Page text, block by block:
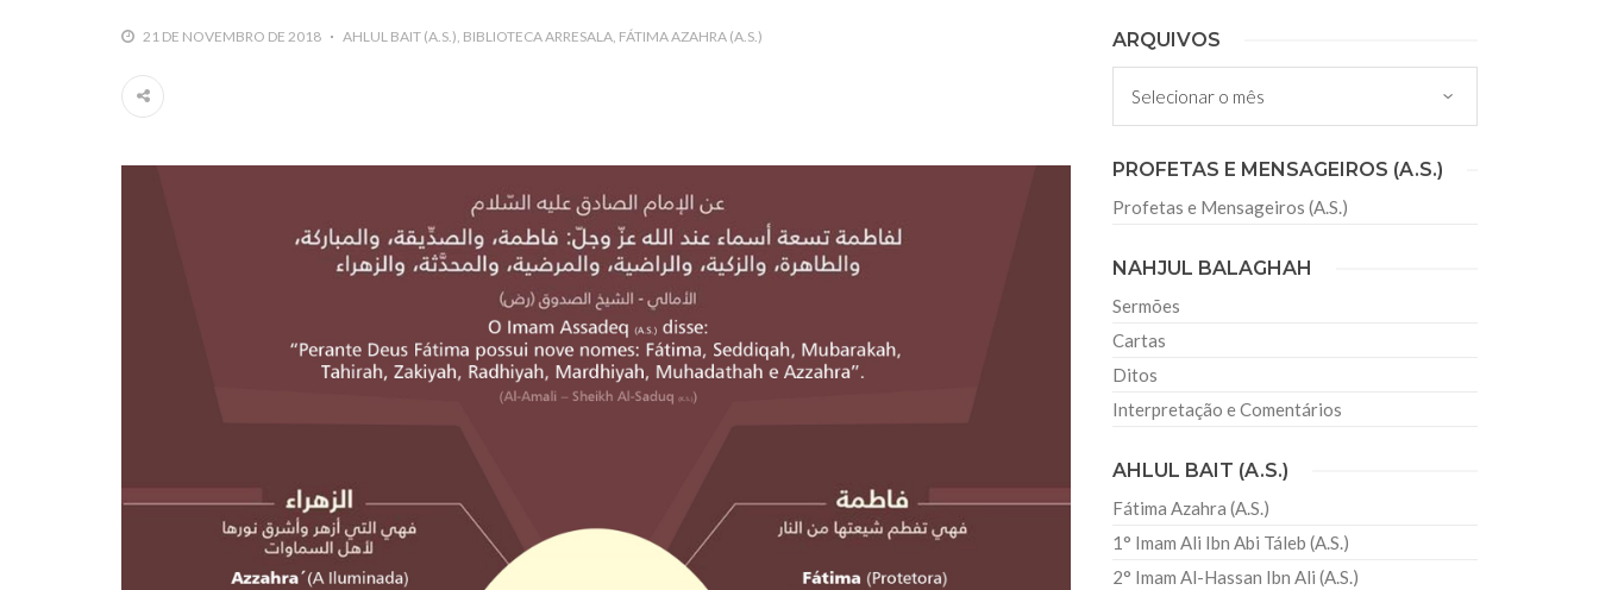
As Sementes da Miséria e do Terror Ano Novo Islâmico e Início de Muharam
Hejrita. Desejamos a todos os irmãos e irmãs um novo
Em nome de Deus, o Clemente, o Misericordioso! Diante da data em que
relembramos o martírio do quarto Imam dos muçulmanos, o Imam Ali Ibn Al-
Hussein Ibn Ali Ibn Abi Táleb (A.S.), conhecido por “Zein Al-Ábidin” (Formosura
Centro Islâmico no Brasil recebe o ex-ministro das
Relações Exteriores da República Islâmica do Irã
Na noite da quinta-feira, 03 de Abril, o Centro Islâmico no Brasil recebeu em sua
sede, em São Paulo, o ex-ministro das Relações Exteriores da República Islâmica
do Irã, Sr. Kamal Kharrazi, que encontra-se visitando
21 DE NOVEMBRO DE 2018 AHLUL BAIT (A.S.) BIBLIOTECA ARRESALA FÁTIMA AZAHRA (A.S.)
ARQUIVOS
Arquivos
PROFETAS E MENSAGEIROS (A.S.)
Profetas e Mensageiros (A.S.)
NAHJUL BALAGHAH
Sermões
Cartas
Ditos
Interpretação e Comentários
AHLUL BAIT (A.S.)
Fátima Azahra (A.S.)
1° Imam Ali Ibn Abi Táleb (A.S.)
2° Imam Al-Hassan Ibn Ali (A.S.)